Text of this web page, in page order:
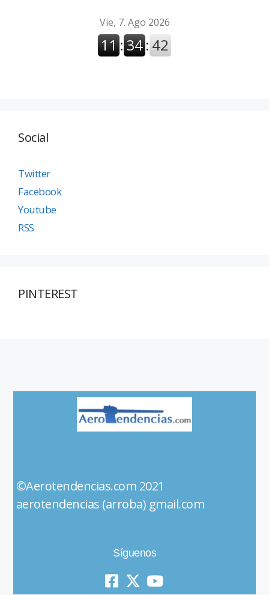
Social
Twitter
Facebook
Youtube
RSS
PINTEREST
©Aerotendencias.com 2021
aerotendencias (arroba) gmail.com
Síguenos